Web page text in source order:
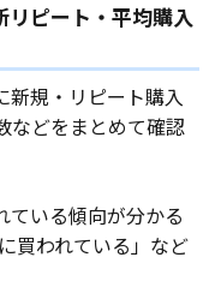
リピート・平均購入
新規・リピート購入
などをまとめて確認
ている傾向が分かる
買われている」など